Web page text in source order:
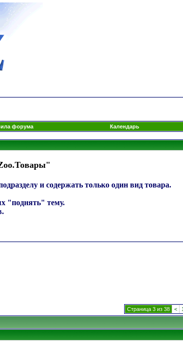
форума Календарь
и содержать только один вид товара.
"поднять" тему.
Страница 3 из 38 <